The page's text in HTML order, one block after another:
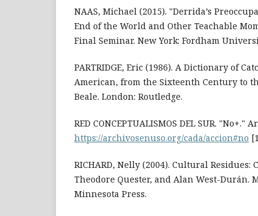
NAAS, Michael (2015). "Derrida’s
End of the World and Other Teachable
Final Seminar. New York: Fordham
PARTRIDGE, Eric (1986). A Dictionary of
American, from the Sixteenth Century to
Beale. London: Routledge.
RED CONCEPTUALISMOS DEL SUR. "No+."
https://archivosenuso.org/cada/accion#no
RICHARD, Nelly (2004). Cultural
Theodore Quester, and Alan West-Durán.
Minnesota Press.